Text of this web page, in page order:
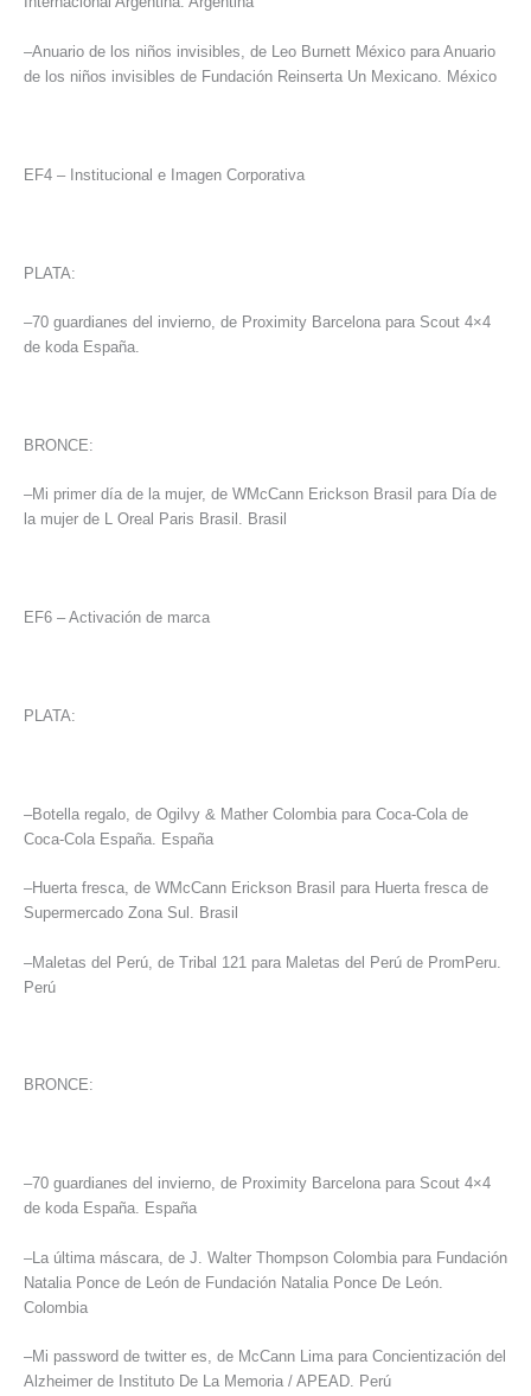
–Anuario de los niños invisibles, de Leo Burnett México para Anuario
de los niños invisibles de Fundación Reinserta Un Mexicano. México
EF4 – Institucional e Imagen Corporativa
PLATA:
–70 guardianes del invierno, de Proximity Barcelona para Scout 4×4
de koda España.
BRONCE:
–Mi primer día de la mujer, de WMcCann Erickson Brasil para Día de
la mujer de L Oreal Paris Brasil. Brasil
EF6 – Activación de marca
PLATA:
–Botella regalo, de Ogilvy & Mather Colombia para Coca-Cola de
Coca-Cola España. España
–Huerta fresca, de WMcCann Erickson Brasil para Huerta fresca de
Supermercado Zona Sul. Brasil
–Maletas del Perú, de Tribal 121 para Maletas del Perú de PromPeru.
Perú
BRONCE:
–70 guardianes del invierno, de Proximity Barcelona para Scout 4×4
de koda España. España
–La última máscara, de J. Walter Thompson Colombia para Fundación
Natalia Ponce de León de Fundación Natalia Ponce De León.
Colombia
–Mi password de twitter es, de McCann Lima para Concientización del
Alzheimer de Instituto De La Memoria / APEAD. Perú